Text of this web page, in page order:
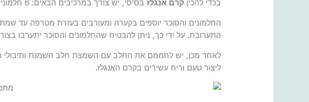
בכדי להכין קרם אנגלזבסיסי, יש צורך במרכיבים הבאים: 6 חלמונים, חצי כוס סוכר וחצי ליטר חלב. פשוט כל כך!
החלמונים והסוכר יוספים בקערה ומעורבים בעזרת מטרפה עד
התערובת. על ידי כך, ניתן להבטיח שהחלמונים והסוכר יתערבו
לאחר מכן, יש לחממם את החלב עם השמצת חלב השמנת ותיבולי
ליצור טעם וריח עשירים בקרם האנגלז.